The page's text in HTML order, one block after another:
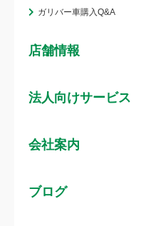
ガリバー車購入Q&A
店舗情報
法人向けサービス
会社案内
ブログ